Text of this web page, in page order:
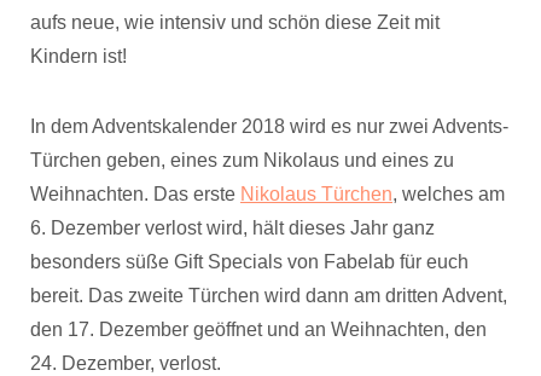
aufs neue, wie intensiv und schön diese Zeit mit
Kindern ist!
In dem Adventskalender 2018 wird es nur zwei Advents-
Türchen geben, eines zum Nikolaus und eines zu
Weihnachten. Das erste Nikolaus Türchen, welches am
6. Dezember verlost wird, hält dieses Jahr ganz
besonders süße Gift Specials von Fabelab für euch
bereit. Das zweite Türchen wird dann am dritten Advent,
den 17. Dezember geöffnet und an Weihnachten, den
24. Dezember, verlost.